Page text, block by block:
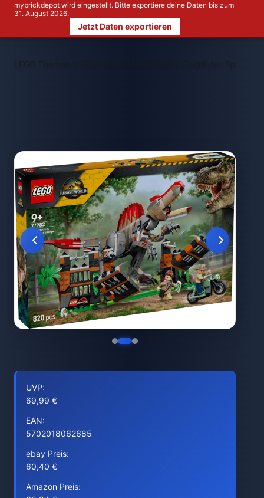
mybrickdepot wird eingestellt. Bitte exportiere deine Daten bis zum
31. August 2026.
Jetzt Daten exportieren
LEGO Themen > LEGO 77982 Flucht des
UVP:
69,99 €
EAN:
5702018062685
ebay Preis:
60,40 €
Amazon Preis: